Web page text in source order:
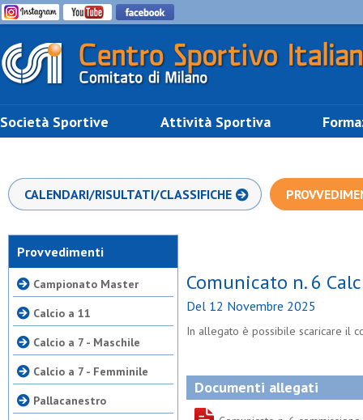
Società Sportive Attività Sportiva
CALENDARI/RISULTATI/CLASSIFICHE
Provvedimenti
Campionato Master
Calcio a 11
Calcio a 7 - Maschile
Calcio a 7 - Femminile
Pallacanestro
Comunicato n. 6
Del 12 Novembre 2025
In allegato è possibile scaricare il
Documenti allegati